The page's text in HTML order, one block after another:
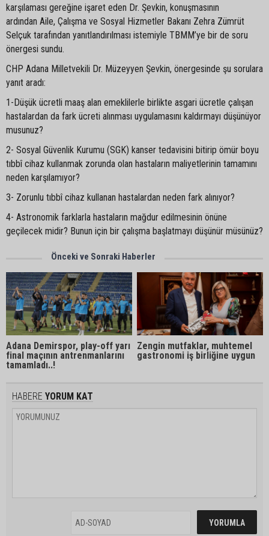
karşılaması gereğine işaret eden Dr. Şevkin, konuşmasının
ardından Aile, Çalışma ve Sosyal Hizmetler Bakanı Zehra Zümrüt
Selçuk tarafından yanıtlandırılması istemiyle TBMM’ye bir de soru
önergesi sundu.
CHP Adana Milletvekili Dr. Müzeyyen Şevkin, önergesinde şu sorulara
yanıt aradı:
1-Düşük ücretli maaş alan emeklilerle birlikte asgari ücretle çalışan
hastalardan da fark ücreti alınması uygulamasını kaldırmayı düşünüyor
musunuz?
2- Sosyal Güvenlik Kurumu (SGK) kanser tedavisini bitirip ömür boyu
tıbbî cihaz kullanmak zorunda olan hastaların maliyetlerinin tamamını
neden karşılamıyor?
3- Zorunlu tıbbî cihaz kullanan hastalardan neden fark alınıyor?
4- Astronomik farklarla hastaların mağdur edilmesinin önüne
geçilecek midir? Bunun için bir çalışma başlatmayı düşünür müsünüz?
Önceki ve Sonraki Haberler
Adana Demirspor, play-off yarı
final maçının antrenmanlarını
tamamladı..!
Zengin mutfaklar, muhtemel
gastronomi iş birliğine uygun
HABERE YORUM KAT